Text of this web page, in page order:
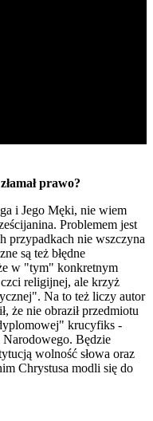
prawo?
i Jego Męki, nie wiem
Problemem jest
przypadkach nie wszczyna
są też błędne
w "tym" konkretnym
religijnej, ale krzyż
Na to też liczy autor
że nie obraził przedmiotu
krucyfiks -
Będzie
wolność słowa oraz
Chrystusa modli się do